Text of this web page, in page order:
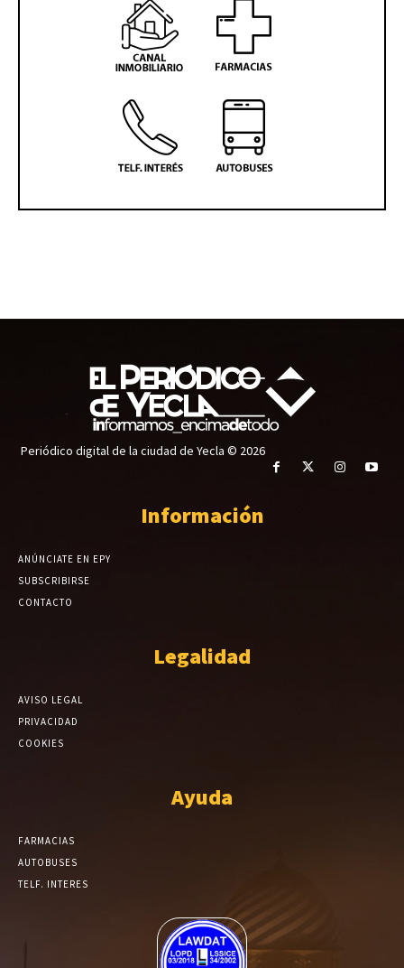
Periódico digital de la ciudad de Yecla © 2026
Información
ANÚNCIATE EN EPY
SUBSCRIBIRSE
CONTACTO
Legalidad
AVISO LEGAL
PRIVACIDAD
COOKIES
Ayuda
FARMACIAS
AUTOBUSES
TELF. INTERES